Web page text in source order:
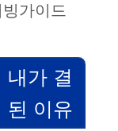
빙가이드
내가 결
된 이유